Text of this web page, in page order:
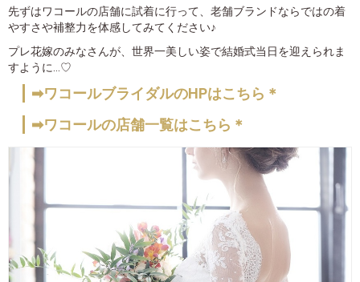
先ずはワコールの店舗に試着に行って、老舗ブランドならではの着
やすさや補整力を体感してみてください♪
プレ花嫁のみなさんが、世界一美しい姿で結婚式当日を迎えられま
すように…♡
➡ワコールブライダルのHPはこちら＊
➡ワコールの店舗一覧はこちら＊